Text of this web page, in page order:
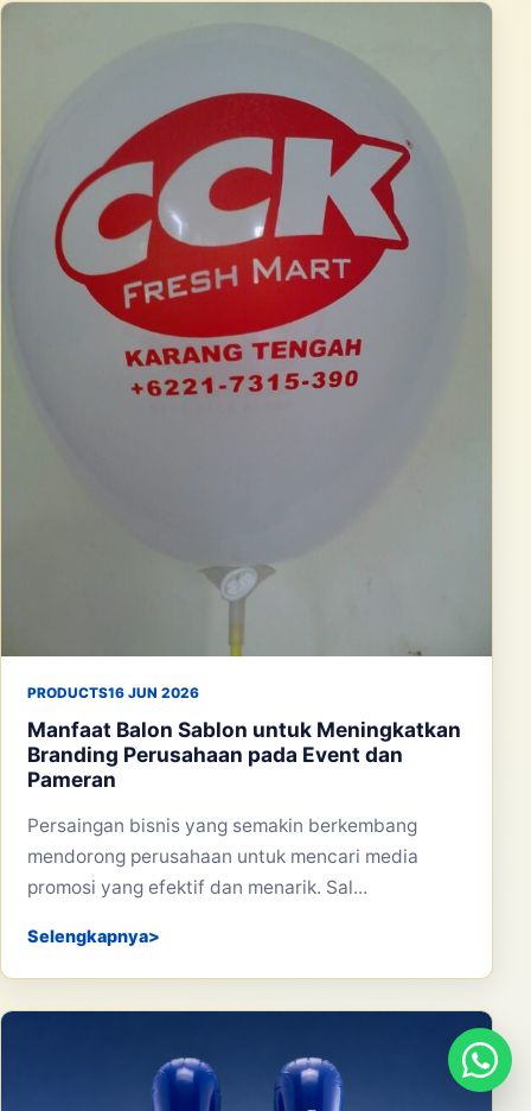
PRODUCTS16 JUN 2026
Manfaat Balon Sablon untuk Meningkatkan
Branding Perusahaan pada Event dan
Pameran
Persaingan bisnis yang semakin berkembang
mendorong perusahaan untuk mencari media
promosi yang efektif dan menarik. Sal...
Selengkapnya